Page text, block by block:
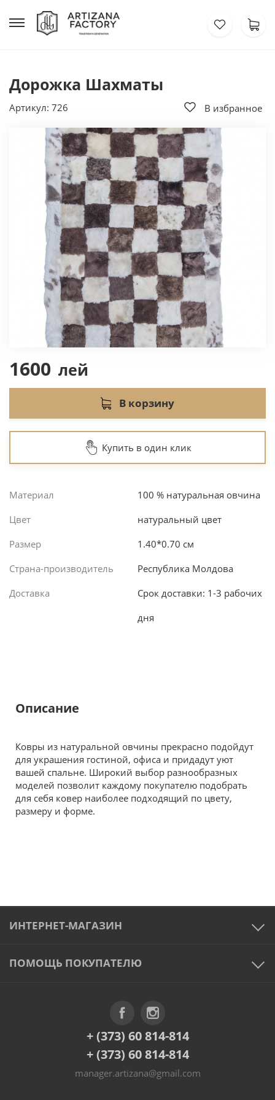
Дорожка Шахматы
Артикул: 726 В избранное
1600 лей
B корзину
Купить в один клик
Материал
100 % натуральная овчина
Цвет
натуральный цвет
Размер
1.40*0.70 см
Страна-производитель
Республика Молдова
Доставка
Срок доставки: 1-3 рабочих
дня
Описание
Ковры из натуральной овчины прекрасно подойдут
для украшения гостиной, офиса и придадут уют
вашей спальне. Широкий выбор разнообразных
моделей позволит каждому покупателю подобрать
для себя ковер наиболее подходящий по цвету,
размеру и форме.
ИНТЕРНЕТ-МАГАЗИН
ПОМОЩЬ ПОКУПАТЕЛЮ
+ (373) 60 814-814
+ (373) 60 814-814
manager.artizana@gmail.com